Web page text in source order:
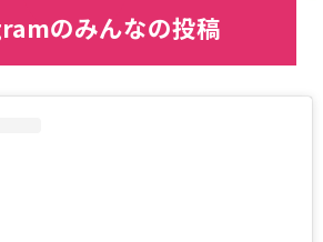
のみんなの投稿